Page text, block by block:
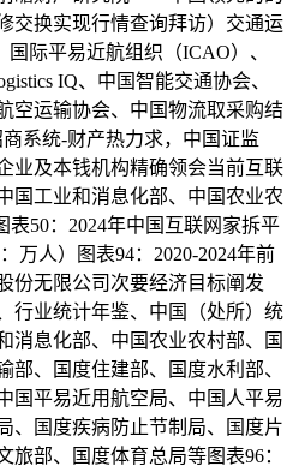
交换实现行情查询拜访）交通运
际平易近航组织（ICAO）、
IQ、中国智能交通协会、
空运输协会、中国物流取采购结
系统-财产热力求，中国证监
业及本钱机构精确领会当前互联
国工业和消息化部、中国农业农
50：2024年中国互联网家拆平
万人）图表94：2020-2024年前
份无限公司次要经济目标阐发
行业统计年鉴、中国（处所）统
消息化部、中国农业农村部、国
部、国度住建部、国度水利部、
国平易近用航空局、中国人平易
、国度疾病防止节制局、国度片
部、国度体育总局等图表96：